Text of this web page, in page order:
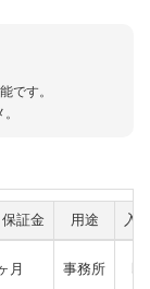
です。
証金 用途 入
月 事務所 即